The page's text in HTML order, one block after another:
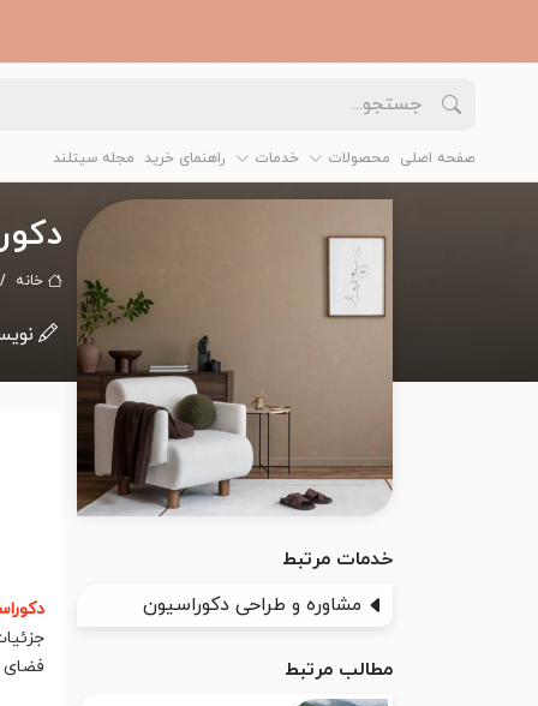
صفحه اصلی محصولات خدمات راهنمای خرید مجله سیتلند
خانه
خدمات مرتبط
مشاوره و طراحی دکوراسیون
مطالب مرتبط
فضای